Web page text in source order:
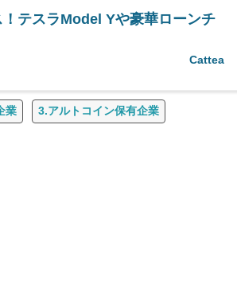
テスラModel Yや豪華ローンチ
Cattea
業 3.アルトコイン保有企業